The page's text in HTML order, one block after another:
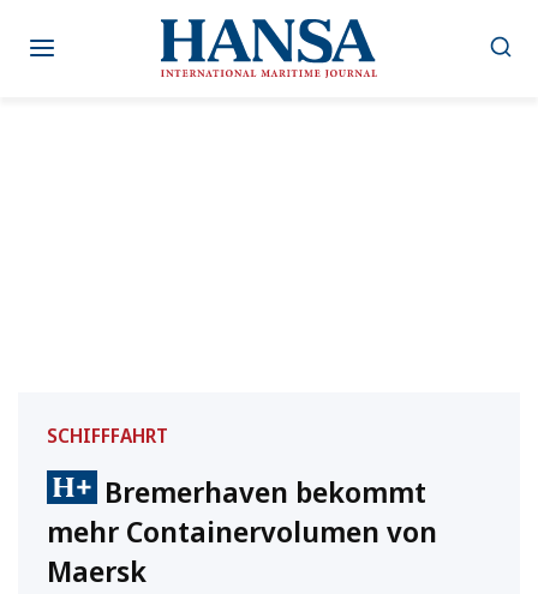
Inhalt
SCHIFFFAHRT
Bremerhaven bekommt
mehr Containervolumen von
Maersk